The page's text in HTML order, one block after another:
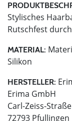
Stylisches
Rutschfest
MATERIAL:
Silikon
HERSTELLER:
Erima GmbH
Carl-Zeiss-
72793 Pfullingen